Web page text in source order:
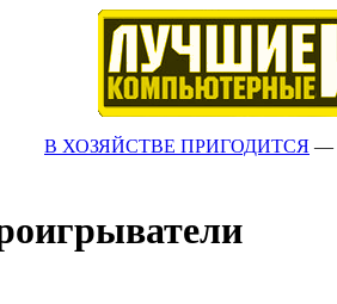
В ХОЗЯЙСТВЕ ПРИГОДИТСЯ —